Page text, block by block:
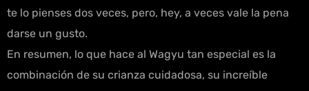
te lo pienses dos veces, pero, hey, a veces vale la pena
darse un gusto.
En resumen, lo que hace al Wagyu tan especial es la
combinación de su crianza cuidadosa, su increíble